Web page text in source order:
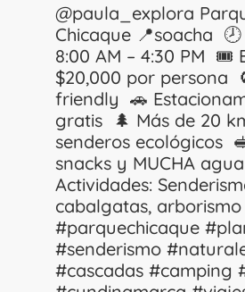
@paula_explora
Chicaque 📍soacha
8:00 AM – 4:30 PM 🎟️
$20,000 por persona
friendly 🚗
gratis 🌲 Más de 20
senderos ecológicos
snacks y MUCHA
Actividades:
cabalgatas,
#parquechicaque
#senderismo
#cascadas #camping